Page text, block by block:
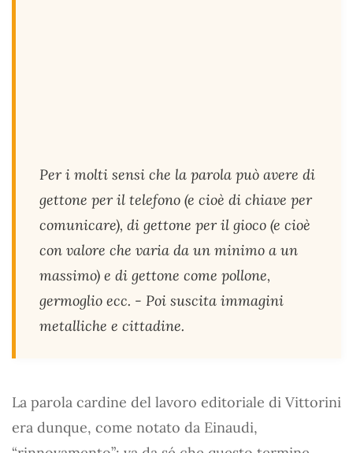
Per i molti sensi che la parola può avere di
gettone per il telefono (e cioè di chiave per
comunicare), di gettone per il gioco (e cioè
con valore che varia da un minimo a un
massimo) e di gettone come pollone,
germoglio ecc. - Poi suscita immagini
metalliche e cittadine.
La parola cardine del lavoro editoriale di Vittorini
era dunque, come notato da Einaudi,